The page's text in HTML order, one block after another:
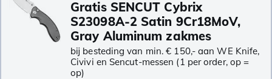
Gratis SENCUT Cybrix
S23098A-2 Satin 9Cr18MoV,
Gray Aluminum zakmes
bij besteding van min. € 150,- aan WE Knife,
Civivi en Sencut-messen (1 per order, op =
op)